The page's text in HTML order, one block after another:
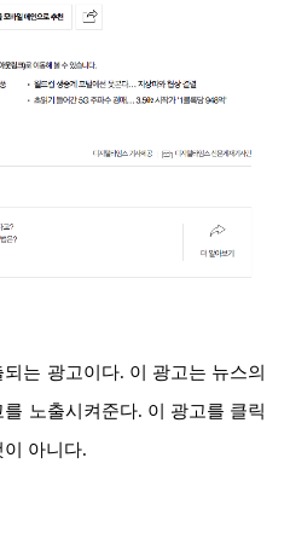
는 광고이다. 이 광고는 뉴스의
노출시켜준다. 이 광고를 클릭
아니다.